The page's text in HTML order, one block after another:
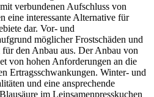
verbundenen Aufschluss von
eine interessante Alternative für
dar. Vor- und
möglicher Frostschäden und
den Anbau aus. Der Anbau von
von hohen Anforderungen an die
Ertragsschwankungen. Winter- und
und eine ansprechende
im Leinsamenpresskuchen